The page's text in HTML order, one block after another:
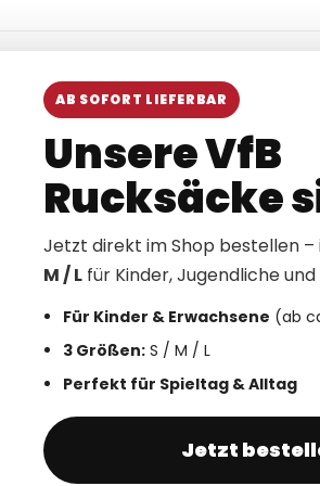
AB SOFORT LIEFERBAR
Unsere VfB
Rucksäcke
Jetzt direkt im Shop bestellen –
M / L für Kinder, Jugendliche
Für Kinder & Erwachsene (ab
3 Größen: S / M / L
Perfekt für Spieltag & Alltag
Jetzt
TextilTEAMWEARStoff Meterware